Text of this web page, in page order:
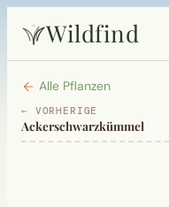
Wildfind
Startseite
Pflanzen
Alle Pflanzen
← VORHERIGE
Ackerschwarzkümmel